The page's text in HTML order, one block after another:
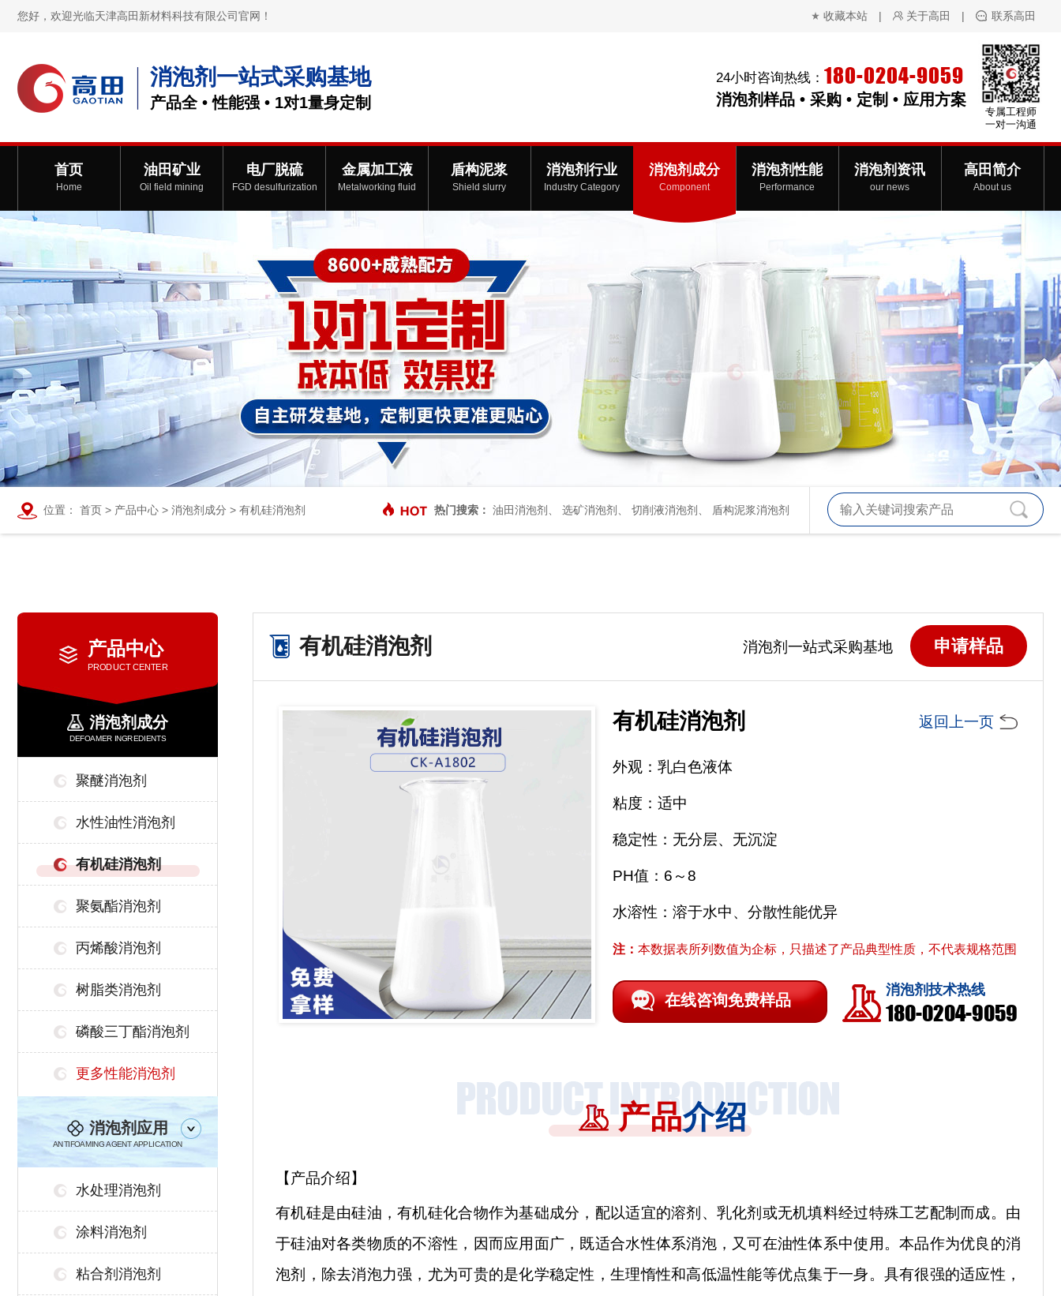
您好，欢迎光临天津高田新材料科技有限公司官网！ 收藏本站 | 关于高田 | 联系高田
消泡剂一站式采购基地
产品全 • 性能强 • 1对1量身定制
24小时咨询热线： 180-0204-9059
消泡剂样品 • 采购 • 定制 • 应用方案
专属工程师
一对一沟通
首页
Home
油田矿业
Oil field mining
电厂脱硫
FGD desulfurization
金属加工液
Metalworking fluid
盾构泥浆
Shield slurry
消泡剂行业
Industry Category
消泡剂成分
Component
消泡剂性能
Performance
消泡剂资讯
our news
高田简介
About us
位置： 首页 > 产品中心 > 消泡剂成分 > 有机硅消泡剂 热门搜索： 油田消泡剂 选矿消泡剂 切削液消泡剂 盾构泥浆消泡剂
产品中心
PRODUCT CENTER
消泡剂成分
DEFOAMER INGREDIENTS
聚醚消泡剂
水性油性消泡剂
有机硅消泡剂
聚氨酯消泡剂
丙烯酸消泡剂
树脂类消泡剂
磷酸三丁酯消泡剂
更多性能消泡剂
消泡剂应用
ANTIFOAMING AGENT APPLICATION
水处理消泡剂
涂料消泡剂
粘合剂消泡剂
有机硅消泡剂 消泡剂一站式采购基地 申请样品
有机硅消泡剂 返回上一页
外观：乳白色液体
粘度：适中
稳定性：无分层、无沉淀
PH值：6～8
水溶性：溶于水中、分散性能优异
注： 本数据表所列数值为企标，只描述了产品典型性质，不代表规格范围
在线咨询免费样品
消泡剂技术热线
180-0204-9059
产品介绍
【产品介绍】
有机硅是由硅油，有机硅化合物作为基础成分，配以适宜的溶剂、乳化剂或无机填料经过特殊工艺配制而成。由
于硅油对各类物质的不溶性，因而应用面广，既适合水性体系消泡，又可在油性体系中使用。本品作为优良的消
泡剂，除去消泡力强，尤为可贵的是化学稳定性，生理惰性和高低温性能等优点集于一身。具有很强的适应性，